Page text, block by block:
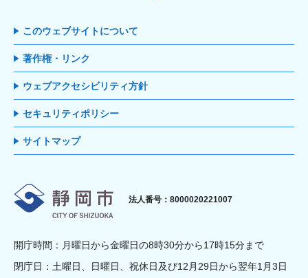
このウェブサイトについて
著作権・リンク
ウェブアクセシビリティ方針
セキュリティポリシー
サイトマップ
静岡市
法人番号：8000020221007
開庁時間：月曜日から金曜日の8時30分から17時15分まで
閉庁日：土曜日、日曜日、祝休日及び12月29日から翌年1月3日